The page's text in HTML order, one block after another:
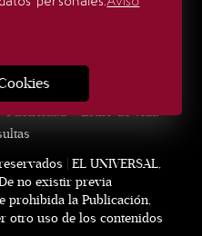
somos
Publicidad
Estilo de vida
| EL UNIVERSAL,
no existir previa
prohibida la Publicación,
otro uso de los contenidos